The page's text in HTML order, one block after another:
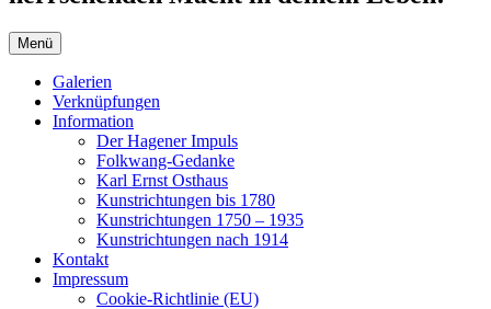
Menü
Galerien
Verknüpfungen
Information
Der Hagener Impuls
Folkwang-Gedanke
Karl Ernst Osthaus
Kunstrichtungen bis 1780
Kunstrichtungen 1750 – 1935
Kunstrichtungen nach 1914
Kontakt
Impressum
Cookie-Richtlinie (EU)